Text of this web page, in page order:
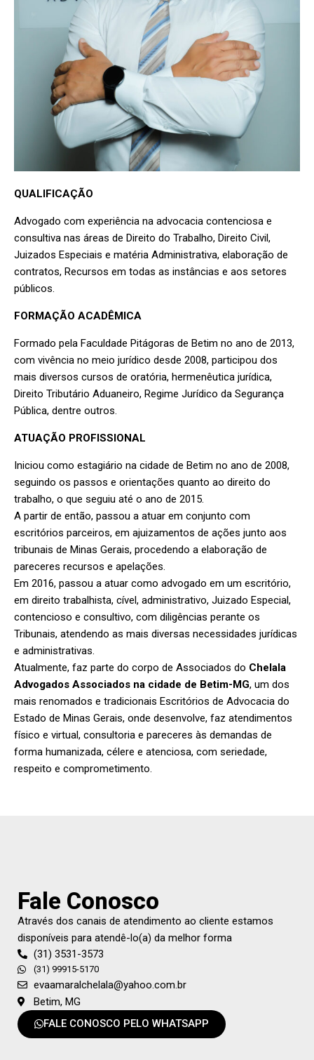
QUALIFICAÇÃO
Advogado com experiência na advocacia contenciosa e
consultiva nas áreas de Direito do Trabalho, Direito Civil,
Juizados Especiais e matéria Administrativa, elaboração de
contratos, Recursos em todas as instâncias e aos setores
públicos.
FORMAÇÃO ACADÊMICA
Formado pela Faculdade Pitágoras de Betim no ano de 2013,
com vivência no meio jurídico desde 2008, participou dos
mais diversos cursos de oratória, hermenêutica jurídica,
Direito Tributário Aduaneiro, Regime Jurídico da Segurança
Pública, dentre outros.
ATUAÇÃO PROFISSIONAL
Iniciou como estagiário na cidade de Betim no ano de 2008,
seguindo os passos e orientações quanto ao direito do
trabalho, o que seguiu até o ano de 2015.
A partir de então, passou a atuar em conjunto com
escritórios parceiros, em ajuizamentos de ações junto aos
tribunais de Minas Gerais, procedendo a elaboração de
pareceres recursos e apelações.
Em 2016, passou a atuar como advogado em um escritório,
em direito trabalhista, cível, administrativo, Juizado Especial,
contencioso e consultivo, com diligências perante os
Tribunais, atendendo as mais diversas necessidades jurídicas
e administrativas.
Atualmente, faz parte do corpo de Associados do Chelala
Advogados Associados na cidade de Betim-MG, um dos
mais renomados e tradicionais Escritórios de Advocacia do
Estado de Minas Gerais, onde desenvolve, faz atendimentos
físico e virtual, consultoria e pareceres às demandas de
forma humanizada, célere e atenciosa, com seriedade,
respeito e comprometimento.
Fale Conosco
Através dos canais de atendimento ao cliente estamos
disponíveis para atendê-lo(a) da melhor forma
(31) 3531-3573
(31) 99915-5170
evaamaralchelala@yahoo.com.br
Betim, MG
FALE CONOSCO PELO WHATSAPP